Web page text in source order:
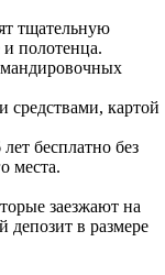
тщательную
и полотенца.
картой
бесплатно без
места.
заезжают на
депозит в размере